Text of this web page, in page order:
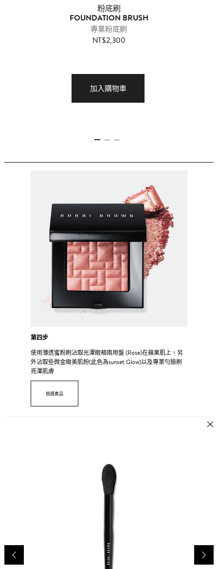
粉底刷
FOUNDATION BRUSH
專業粉底刷
NT$2,300
加入購物車
第四步
使用薄透蜜粉刷沾取光澤眼頰兩用盤 (Rose)在蘋果肌上，另
外沾取些微金緻美肌粉(此色為sunset Glow)以及專業勻臉刷
亮澤肌膚
挑選產品